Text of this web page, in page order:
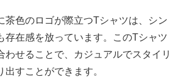
茶色のロゴが際立つTシャツは、シン
存在感を放っています。このTシャツ
わせることで、カジュアルでスタイリ
出すことができます。